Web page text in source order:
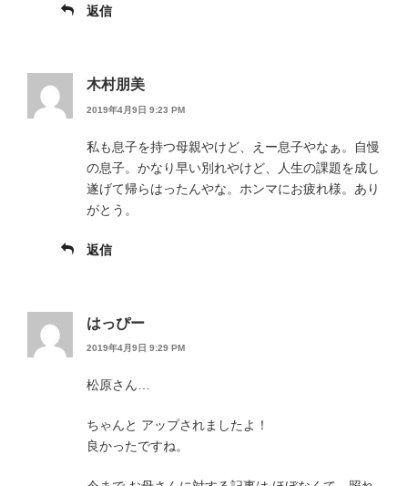
返信
木村朋美
2019年4月9日 9:23 PM
私も息子を持つ母親やけど、えー息子やなぁ。自慢
の息子。かなり早い別れやけど、人生の課題を成し
遂げて帰らはったんやな。ホンマにお疲れ様。あり
がとう。
返信
はっぴー
2019年4月9日 9:29 PM
松原さん…
ちゃんと アップされましたよ！
良かったですね。